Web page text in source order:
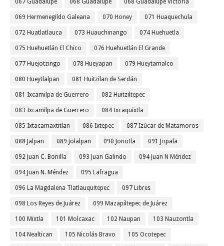
067 Guadalupe 068 Guadalupe 068 Guadalupe Victoria
069 Hermenegildo Galeana 070 Honey 071 Huaquechula
072 Huatlatlauca 073 Huauchinango 074 Huehuetla
075 Huehuetlán El Chico 076 Huehuetlán El Grande
077 Huejotzingo 078 Hueyapan 079 Hueytamalco
080 Hueytlalpan 081 Huitzilan de Serdán
081 Ixcamilpa de Guerrero 082 Huitziltepec
083 Ixcamilpa de Guerrero 084 Ixcaquixtla
085 Ixtacamaxtitlan 086 Ixtepec 087 Izúcar de Matamoros
088 Jalpan 089 Jolalpan 090 Jonotla 091 Jopala
092 Juan C. Bonilla 093 Juan Galindo 094 Juan N Méndez
094 Juan N. Méndez 095 Lafragua
096 La Magdalena Tlatlauquitepec 097 Libres
098 Los Reyes de Juárez 099 Mazapiltepec de Juárez
100 Mixtla 101 Molcaxac 102 Naupan 103 Nauzontla
104 Nealtican 105 Nicolás Bravo 105 Ocotepec